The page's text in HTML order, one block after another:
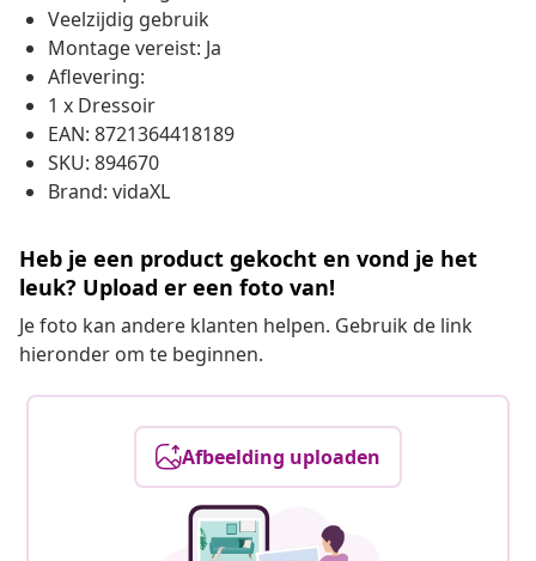
Veelzijdig gebruik
Montage vereist: Ja
Aflevering:
1 x Dressoir
EAN: 8721364418189
SKU: 894670
Brand: vidaXL
Heb je een product gekocht en vond je het
leuk? Upload er een foto van!
Je foto kan andere klanten helpen. Gebruik de link
hieronder om te beginnen.
Afbeelding uploaden